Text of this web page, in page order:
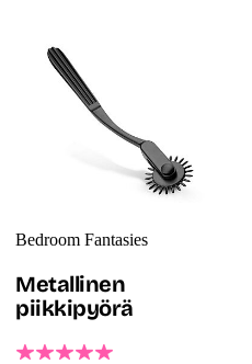
Bedroom Fantasies
Metallinen
piikkipyörä